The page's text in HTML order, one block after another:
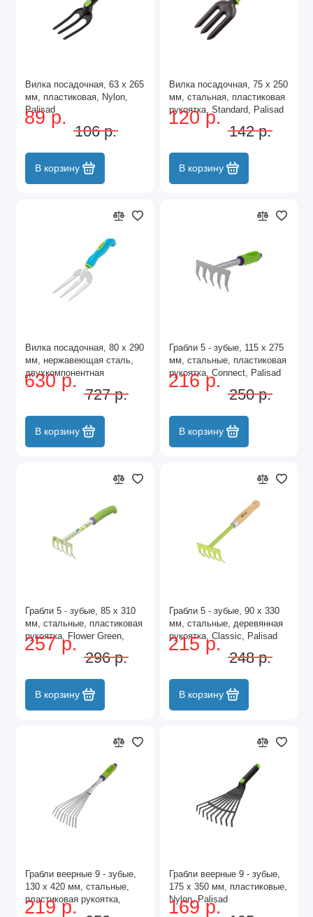
Вилка посадочная, 63 х 265
мм, пластиковая, Nylon,
Palisad
89 р.
106 р.
В корзину
Вилка посадочная, 75 х 250
мм, стальная, пластиковая
рукоятка, Standard, Palisad
120 р.
142 р.
В корзину
Вилка посадочная, 80 х 290
мм, нержавеющая сталь,
двухкомпонентная
рукоятка, Premium Plus,
630 р.
727 р.
В корзину
Грабли 5 - зубые, 115 х 275
мм, стальные, пластиковая
рукоятка, Connect, Palisad
216 р.
250 р.
В корзину
Грабли 5 - зубые, 85 х 310
мм, стальные, пластиковая
рукоятка, Flower Green,
Palisad
257 р.
296 р.
В корзину
Грабли 5 - зубые, 90 х 330
мм, стальные, деревянная
рукоятка, Classic, Palisad
215 р.
248 р.
В корзину
Грабли веерные 9 - зубые,
130 х 420 мм, стальные,
пластиковая рукоятка,
Connect, Palisad
219 р.
Грабли веерные 9 - зубые,
175 х 350 мм, пластиковые,
Nylon, Palisad
169 р.